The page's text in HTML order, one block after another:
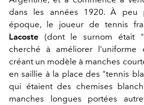
dans les années 1920. À peu
époque, le joueur de tennis
Lacoste (dont le surnom était
cherché à améliorer
créant un modèle à manches
en saillie à la place des "tennis
qui étaient des chemises
manches longues portées